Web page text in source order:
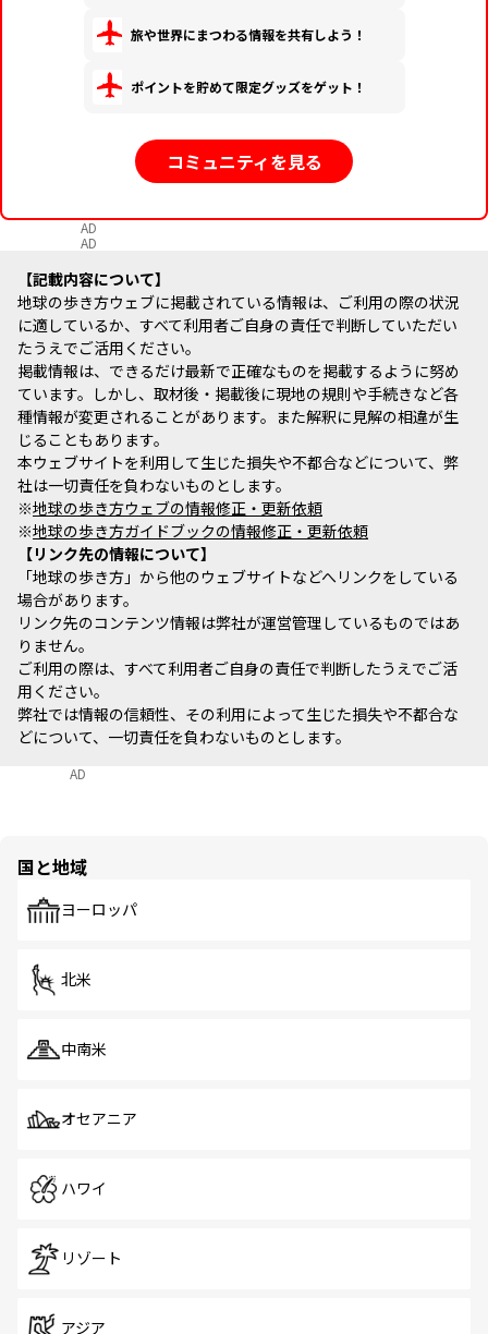
旅や世界にまつわる情報を共有しよう！
ポイントを貯めて限定グッズをゲット！
コミュニティを見る
AD
AD
記載内容について
地球の歩き方ウェブに掲載されている情報は、ご利用の際の状況
に適しているか、すべて利用者ご自身の責任で判断していただい
たうえでご活用ください。
掲載情報は、できるだけ最新で正確なものを掲載するように努め
ています。しかし、取材後・掲載後に現地の規則や手続きなど各
種情報が変更されることがあります。また解釈に見解の相違が生
じることもあります。
本ウェブサイトを利用して生じた損失や不都合などについて、弊
社は一切責任を負わないものとします。
※地球の歩き方ウェブの情報修正・更新依頼
※地球の歩き方ガイドブックの情報修正・更新依頼
リンク先の情報について
「地球の歩き方」から他のウェブサイトなどへリンクをしている
場合があります。
リンク先のコンテンツ情報は弊社が運営管理しているものではあ
りません。
ご利用の際は、すべて利用者ご自身の責任で判断したうえでご活
用ください。
弊社では情報の信頼性、その利用によって生じた損失や不都合な
どについて、一切責任を負わないものとします。
AD
国と地域
ヨーロッパ
北米
中南米
オセアニア
ハワイ
リゾート
アジア